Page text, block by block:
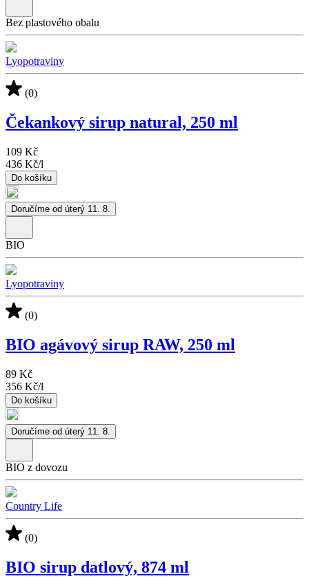
Bez plastového obalu
Lyopotraviny
(0)
Čekankový sirup natural, 250 ml
109 Kč
436 Kč/l
Do košíku
Doručíme od úterý 11. 8.
BIO
Lyopotraviny
(0)
BIO agávový sirup RAW, 250 ml
89 Kč
356 Kč/l
Do košíku
Doručíme od úterý 11. 8.
BIO z dovozu
Country Life
(0)
BIO sirup datlový, 874 ml